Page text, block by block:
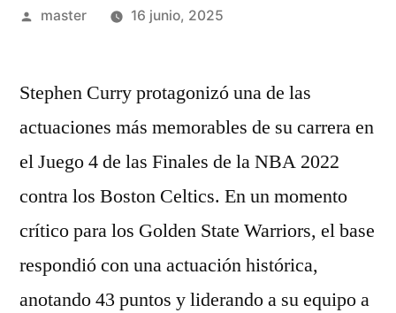
Publicado
master 16 junio, 2025
Stephen Curry protagonizó una de las
actuaciones más memorables de su carrera en
el Juego 4 de las Finales de la NBA 2022
contra los Boston Celtics. En un momento
crítico para los Golden State Warriors, el base
respondió con una actuación histórica,
anotando 43 puntos y liderando a su equipo a